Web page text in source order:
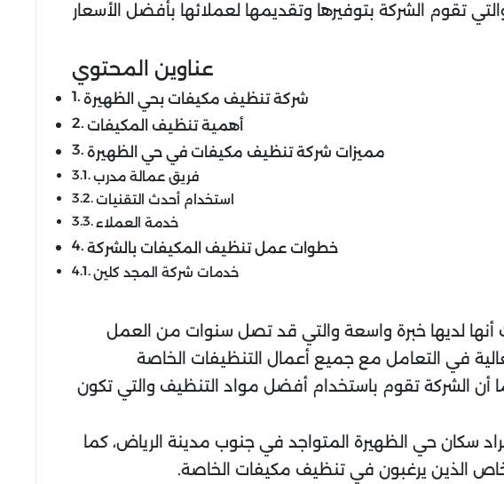
تقوم الشركة بتوفيرها وتقديمها لعملائها بأفضل الأسعار
عناوين المحتوي
مميزات شركة تنظيف مكيفات في حي الظهيرة
فريق عمالة مدرب
استخدام أحدث التقنيات
خدمة العملاء
خطوات عمل تنظيف المكيفات بالشركة
خدمات شركة المجد كلين
لديها خبرة واسعة والتي قد تصل سنوات من العمل
في التعامل مع جميع أعمال التنظيفات الخاصة
أن الشركة تقوم باستخدام أفضل مواد التنظيف والتي تكون
سكان حي الظهيرة المتواجد في جنوب مدينة الرياض، كما
الذين يرغبون في تنظيف مكيفات الخاصة.